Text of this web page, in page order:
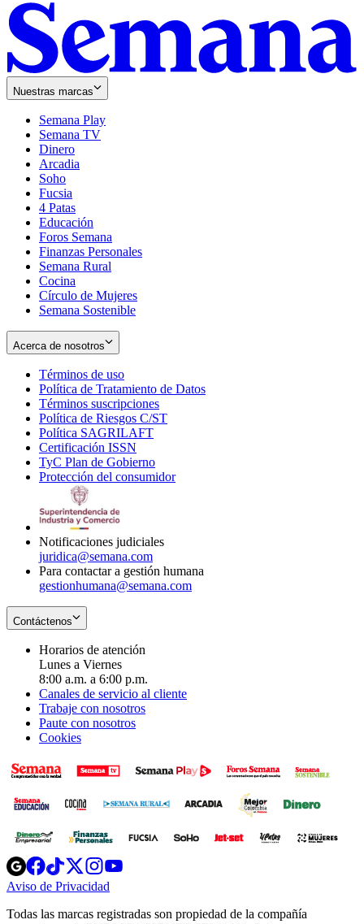
Nuestras marcas
Semana Play
Semana TV
Dinero
Arcadia
Soho
in
new
window
Fucsia
in
new
window
4 Patas
Educación
Foros Semana
Finanzas Personales
Semana Rural
Cocina
Círculo de Mujeres
Semana Sostenible
Acerca de nosotros
Términos de uso
in
new
window
Política de Tratamiento de Datos
Términos suscripciones
in
Política de Riesgos C/ST
Política SAGRILAFT
new
window
Certificación ISSN
in
new
TyC Plan de Gobierno
in
Protección del consumidorOpens
Notificaciones judiciales
juridica@semana.com
Para contactar a gestión humana
gestionhumana@semana.com
Contáctenos
Horarios de atención
Lunes a Viernes
8:00 a.m. a 6:00 p.m.
Canales de servicio al cliente
Trabaje con nosotros
Paute con nosotros
Cookies
Opens
in
new
Opens
in
new
Opens
in
new
window
Opens
new
windowwindow
Aviso de Privacidad
new
Todas las marcas registradas son propiedad de la compañía